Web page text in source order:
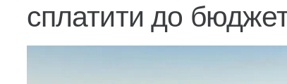
сплатити до